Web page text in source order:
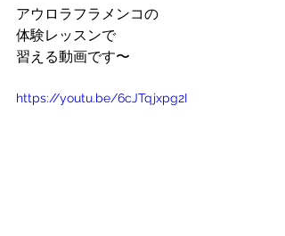
アウロラフラメンコの
体験レッスンで
習える動画です〜
https://youtu.be/6cJTqjxpg2I